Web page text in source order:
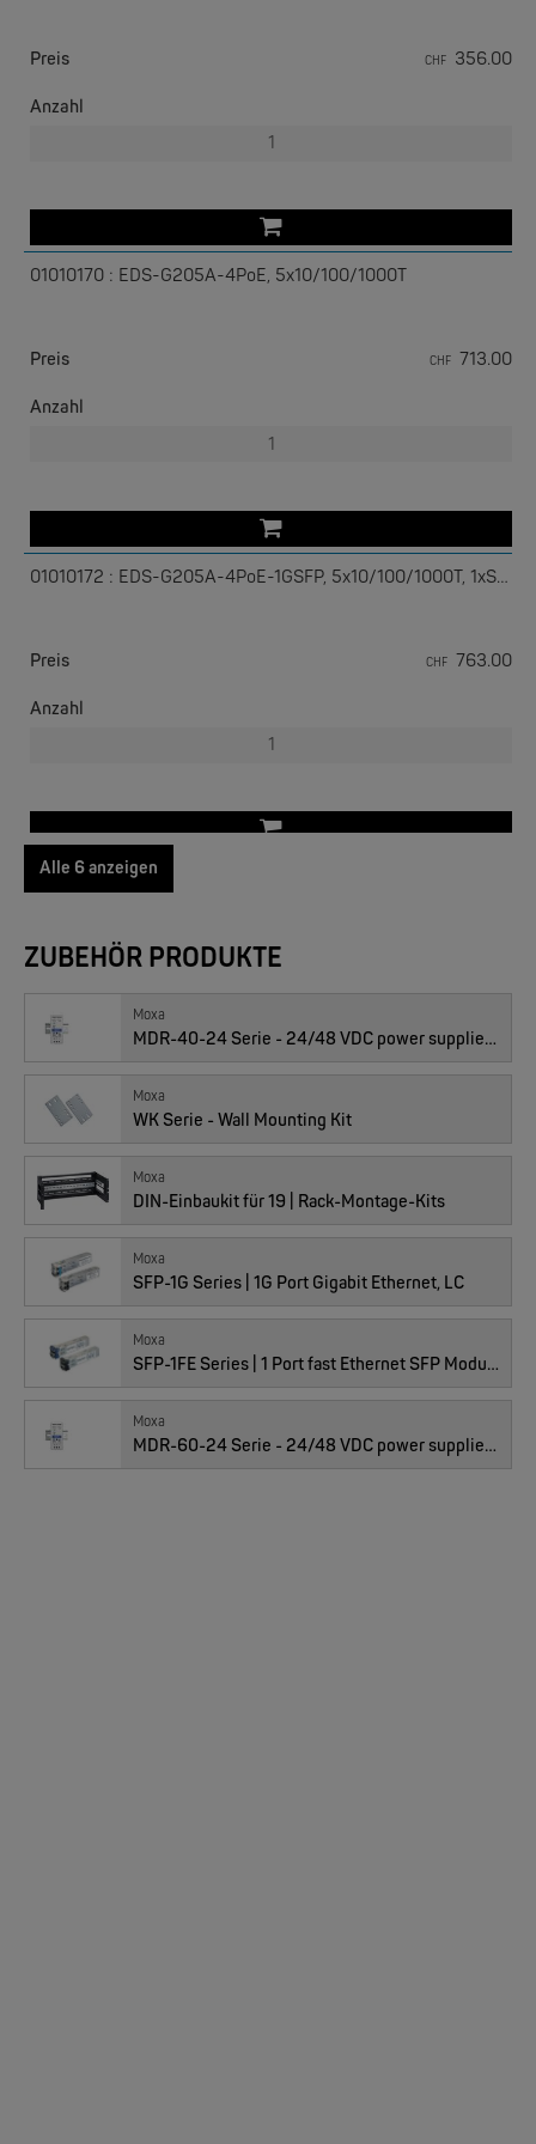
Preis CHF 356.00
Anzahl
01010170 : EDS-G205A-4PoE, 5x10/100/1000T
Preis CHF 713.00
Anzahl
01010172 : EDS-G205A-4PoE-1GSFP, 5x10/100/1000T, 1xSFP
Preis CHF 763.00
Anzahl
01010171 : EDS-G205A-4PoE-T, 5x10/100/1000T, Temp.
Preis
Preis
Anzahl
Alle 6 anzeigen
ZUBEHÖR PRODUKTE
Moxa
MDR-40-24 Serie - 24/48 VDC power supplies for installation on a DIN-Rail
Moxa
WK Serie - Wall Mounting Kit
Moxa
DIN-Einbaukit für 19 | Rack-Montage-Kits
Moxa
SFP-1G Series | 1G Port Gigabit Ethernet, LC
Moxa
SFP-1FE Series | 1 Port fast Ethernet SFP Module
Moxa
MDR-60-24 Serie - 24/48 VDC power supplies for installation on a DIN-Rail
EKS ENGEL
e-Light 1000-4AC, unmanaged, 230V
EKS ENGEL
FIMP LWL Spleissboxen Multimode OM4 für DIN
MOXA
MOXA